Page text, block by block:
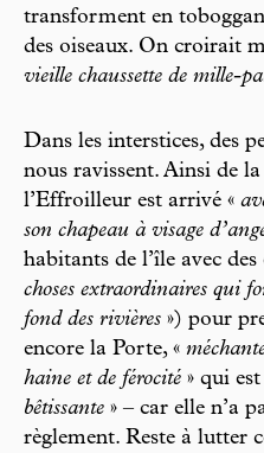
transforment en
des oiseaux. On croirait
vieille chaussette de mille-
Dans les interstices, des
nous ravissent. Ainsi de
l’Effroilleur est arrivé «
son chapeau à visage
habitants de l’île avec
choses extraordinaires qui
fond des rivières ») pour
encore la Porte, «
haine et de férocité » qui
bêtissante » – car elle n’a
règlement. Reste à lutter